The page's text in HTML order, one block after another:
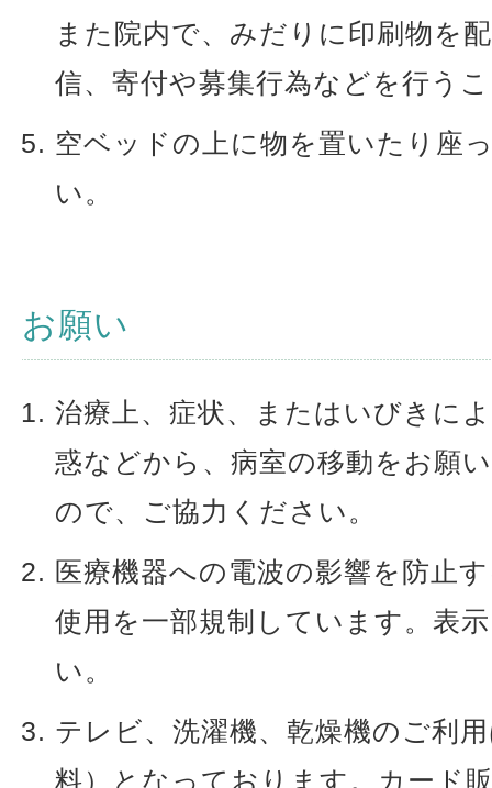
また院内で、みだりに印刷物を
信、寄付や募集行為などを行う
空ベッドの上に物を置いたり座
い。
お願い
治療上、症状、またはいびきに
惑などから、病室の移動をお願
ので、ご協力ください。
医療機器への電波の影響を防止
使用を一部規制しています。表
い。
テレビ、洗濯機、乾燥機のご利
料）となっております。カード